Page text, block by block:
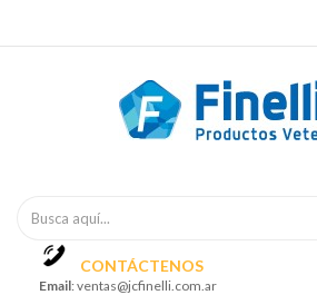
CONTÁCTENOS
Email: ventas@jcfinelli.com.ar